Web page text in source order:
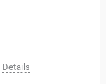
Details